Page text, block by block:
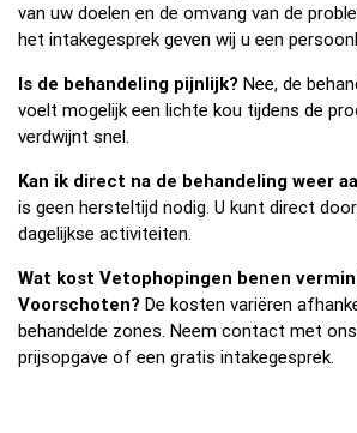
van uw doelen en de omvang van de
het intakegesprek geven wij u een
Is de behandeling pijnlijk? Nee, de
voelt mogelijk een lichte kou tijdens de
verdwijnt snel.
Kan ik direct na de behandeling weer
is geen hersteltijd nodig. U kunt direct
dagelijkse activiteiten.
Wat kost Vetophopingen benen
Voorschoten? De kosten variëren
behandelde zones. Neem contact met
prijsopgave of een gratis intakegesprek.